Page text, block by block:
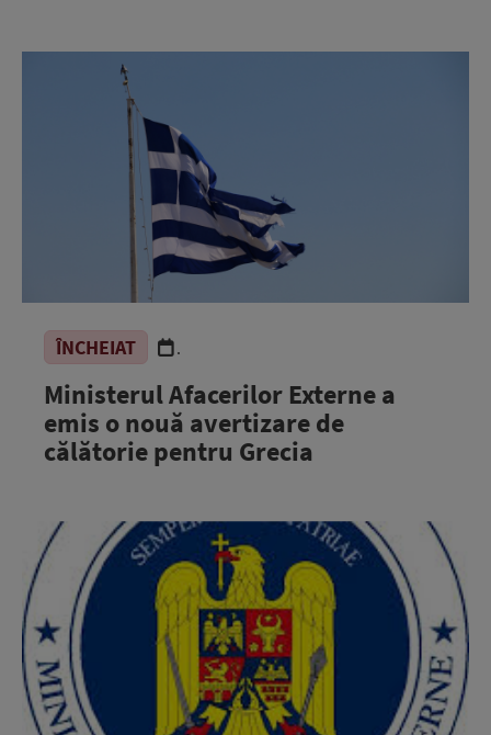
ÎNCHEIAT .
Ministerul Afacerilor Externe a
emis o nouă avertizare de
călătorie pentru Grecia